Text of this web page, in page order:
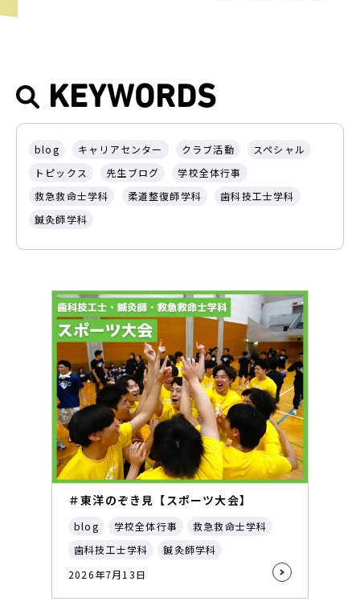
KEYWORDS
blog キャリアセンター クラブ活動
スペシャル
トピックス
先生ブログ
学校全体行事
救急救命士学科
柔道整復師学科
歯科技工士学科
鍼灸師学科
＃東洋のぞき見【スポーツ大会】
blog 学校全体行事
救急救命士学科
歯科技工士学科
鍼灸師学科
2026年7月13日